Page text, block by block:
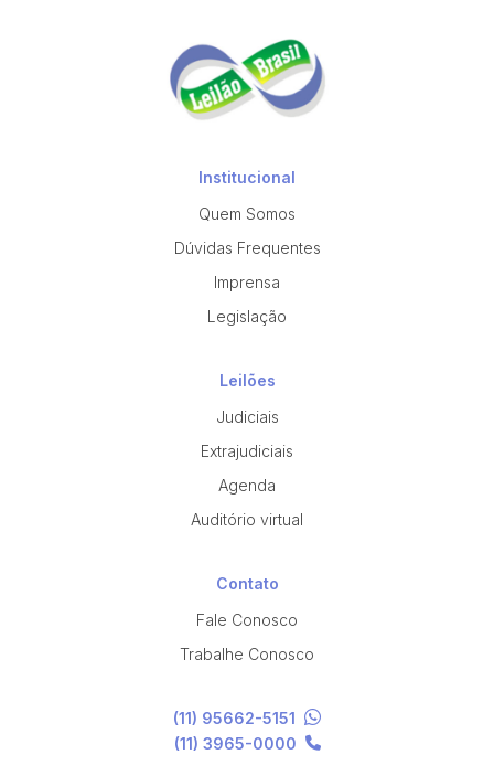
Institucional
Quem Somos
Dúvidas Frequentes
Imprensa
Legislação
Leilões
Judiciais
Extrajudiciais
Agenda
Auditório virtual
Contato
Fale Conosco
Trabalhe Conosco
(11) 95662-5151
(11) 3965-0000